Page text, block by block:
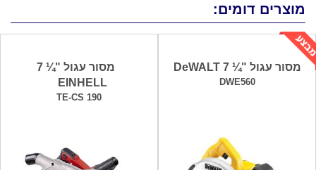
מוצרים דומים:
מסור עגול "¼ 7 DeWALT
DWE560
מסור עגול "¼ 7
EINHELL
TE-CS 190